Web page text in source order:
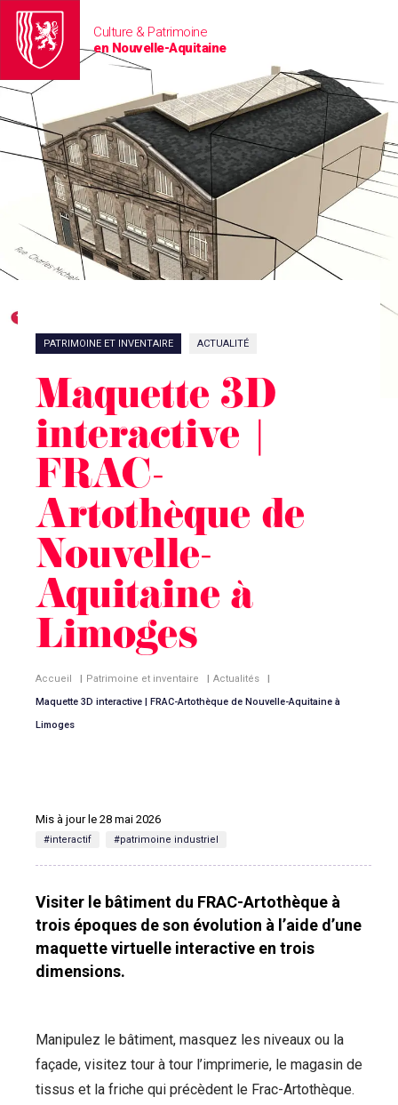
Culture & Patrimoine
en Nouvelle-Aquitaine
PATRIMOINE ET INVENTAIRE ACTUALITÉ
Maquette 3D
interactive |
FRAC-
Artothèque de
Nouvelle-
Aquitaine à
Limoges
Accueil | Patrimoine et inventaire | Actualités
|
Maquette 3D interactive | FRAC-Artothèque de Nouvelle-Aquitaine à
Limoges
Mis à jour le 28 mai 2026
#interactif #patrimoine industriel
Visiter le bâtiment du FRAC-Artothèque à
trois époques de son évolution à l’aide d’une
maquette virtuelle interactive en trois
dimensions.
Manipulez le bâtiment, masquez les niveaux ou la
façade, visitez tour à tour l’imprimerie, le magasin de
tissus et la friche qui précèdent le Frac-Artothèque.